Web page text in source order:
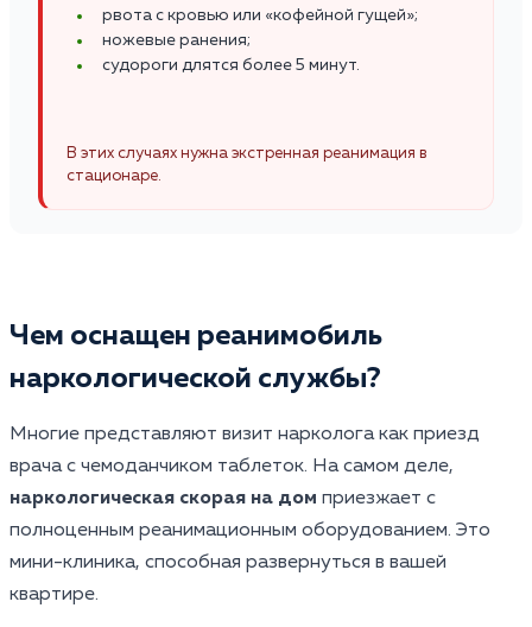
рвота с кровью или «кофейной гущей»;
ножевые ранения;
судороги длятся более 5 минут.
В этих случаях нужна экстренная реанимация в
стационаре.
Чем оснащен реанимобиль
наркологической службы?
Многие представляют визит нарколога как приезд
врача с чемоданчиком таблеток. На самом деле,
наркологическая скорая на дом приезжает с
полноценным реанимационным оборудованием. Это
мини-клиника, способная развернуться в вашей
квартире.